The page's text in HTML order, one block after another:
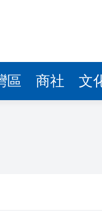
區 商社 文
判